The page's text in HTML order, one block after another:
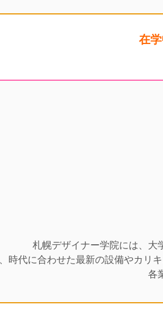
在
札幌デザイナー学院には、大
時代に合わせた最新の設備やカリ
各